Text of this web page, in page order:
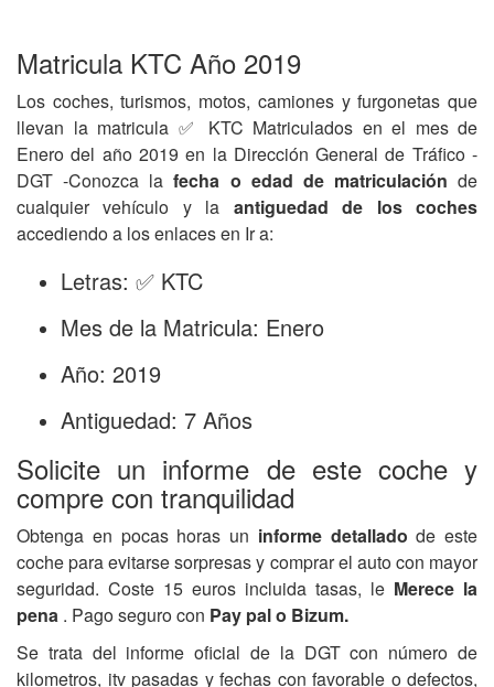
Matricula KTC Año 2019
Los coches, turismos, motos, camiones y furgonetas que
llevan la matricula ✅ KTC Matriculados en el mes de
Enero del año 2019 en la Dirección General de Tráfico -
DGT -Conozca lafecha o edad de matriculación de
cualquier vehículo y la antiguedad de los coches
accediendo a los enlaces en Ir a:
Letras: ✅ KTC
Mes de la Matricula: Enero
Año: 2019
Antiguedad: 7 Años
Solicite un informe de este coche y
compre con tranquilidad
Obtenga en pocas horas un informe detalladode este
coche para evitarse sorpresas y comprar el auto con mayor
seguridad. Coste 15 euros incluida tasas, le Merece la
pena . Pago seguro con Pay pal o Bizum.
Se trata del informe oficial de la DGT con número de
kilometros, itv pasadas y fechas con favorable o defectos,